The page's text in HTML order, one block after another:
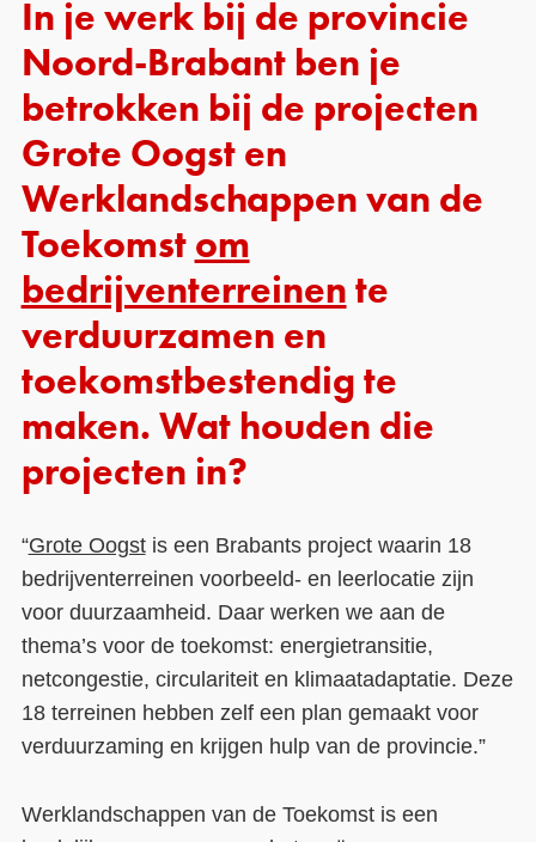
In je werk bij de provincie
Noord-Brabant ben je
betrokken bij de projecten
Grote Oogst en
Werklandschappen van de
Toekomst om
bedrijventerreinen te
verduurzamen en
toekomstbestendig te
maken. Wat houden die
projecten in?
“Grote Oogstis een Brabants project waarin 18
bedrijventerreinen voorbeeld- en leerlocatie zijn
voor duurzaamheid. Daar werken we aan de
thema’s voor de toekomst: energietransitie,
netcongestie, circulariteit en klimaatadaptatie. Deze
18 terreinen hebben zelf een plan gemaakt voor
verduurzaming en krijgen hulp van de provincie.”
Werklandschappen van de Toekomst is een